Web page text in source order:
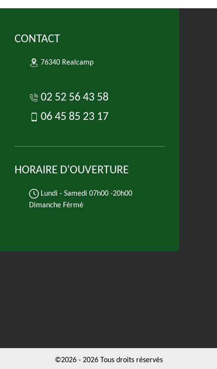
CONTACT
76340 Realcamp
02 52 56 43 58
06 45 85 23 17
HORAIRE D'OUVERTURE
Lundi - Samedi 07h00 -20h00
Dimanche Férmé
©2026 - 2026 Tous droits réservés